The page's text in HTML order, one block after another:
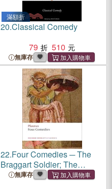
滿額折
20.Classical Comedy
79
510
無庫存
22.Four Comedies ─ The
Braggart Soldier; The
Brothers Menaechmus; The
無庫存